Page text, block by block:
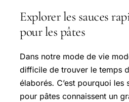
Explorer les sauces
pour les pâtes
Dans notre mode de vie
difficile de trouver le temps
élaborés. C’est pourquoi les
pour pâtes connaissent un